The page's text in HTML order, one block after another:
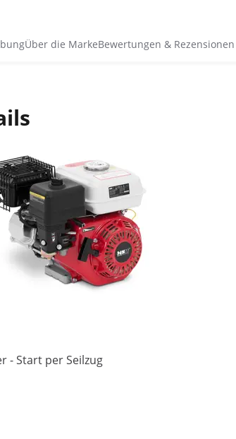
Über die MarkeBewertungen & Rezensionen
- Start per Seilzug